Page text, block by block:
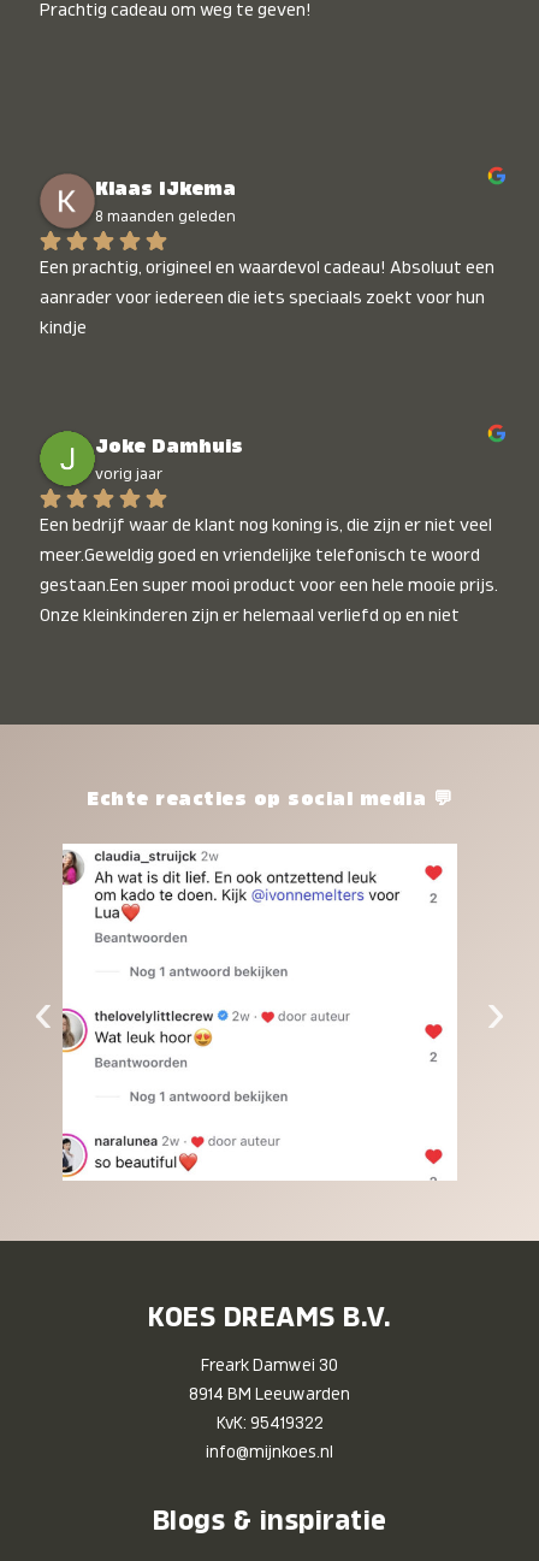
Prachtig cadeau om weg te geven!
Klaas IJkema
8 maanden geleden
Een prachtig, origineel en waardevol cadeau! Absoluut een
aanrader voor iedereen die iets speciaals zoekt voor hun
kindje
Joke Damhuis
vorig jaar
Een bedrijf waar de klant nog koning is, die zijn er niet veel
meer.Geweldig goed en vriendelijke telefonisch te woord
gestaan.Een super mooi product voor een hele mooie prijs.
Onze kleinkinderen zijn er helemaal verliefd op en niet
het waard.Echte reacties op social media 💬
‹ ›
KOES DREAMS B.V.
Freark Damwei 30
8914 BM Leeuwarden
KvK: 95419322
info@mijnkoes.nl
Blogs & inspiratie